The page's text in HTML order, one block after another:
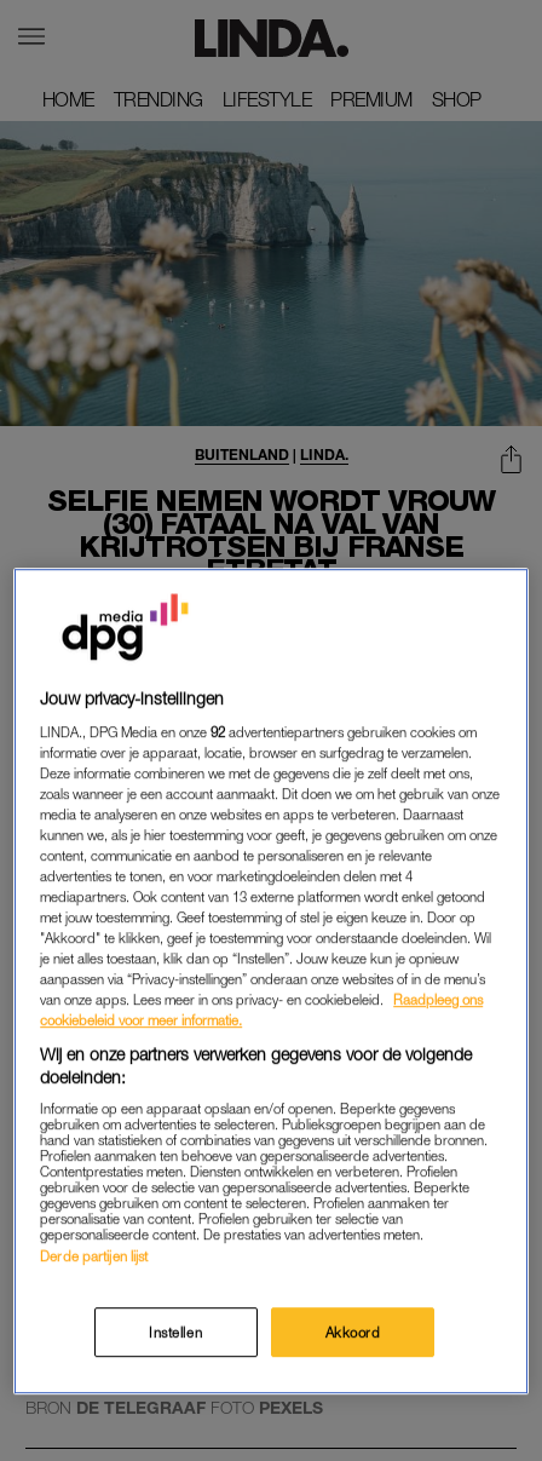
HOME
HOME TRENDING
TRENDING LIFESTYLE
LIFESTYLE PREMIUM
PREMIUM SHOP
SHOP
SELFIE NEMEN WORDT VROUW
(30) FATAAL NA VAL VAN
KRIJTROTSEN BIJ FRANSE
ÉTRETAT
BUITENLAND| LINDA.
04-10-2022
Bij de krijtrotsen van Étretat in Noord-Frankrijk is dit
gekomen. Ze wilde een selfie maken, maar dat werd
haar fataal.
Haar lichaam is nog niet gevonden, want het water bij de
kliffen stond te hoog, meldtDe Telegraaf.
FATALE SELFIE
De Franse autoriteiten doen onderzoek naar het dodelijke
ongeluk. Voor haar man is slachtofferhulp geregeld en hij
wordt opgevangen.
Op de bekende kliffen ging het al twee keer eerder dit jaar
mis. Allebei de keren tijdens het maken van een foto. In januari
viel een 24-jarige vrouw, in mei een zestiger.
Student maakt selfie met
helikopter en overlijdt na klap
rotor
GOED ARTIKEL? DELEN MAAR.
BRON DE TELEGRAAF FOTO PEXELS
Jouw privacy-instellingen
LINDA., DPG Media en onze92 advertentiepartners gebruiken cookies om
informatie over je apparaat, locatie, browser en surfgedrag te verzamelen.
Deze informatie combineren we met de gegevens die je zelf deelt met ons,
zoals wanneer je een account aanmaakt. Dit doen we om het gebruik van onze
media te analyseren en onze websites en apps te verbeteren. Daarnaast
kunnen we, als je hier toestemming voor geeft, je gegevens gebruiken om onze
content, communicatie en aanbod te personaliseren en je relevante
advertenties te tonen, en voor marketingdoeleinden delen met 4
mediapartners. Ook content van 13 externe platformen wordt enkel getoond
met jouw toestemming. Geef toestemming of stel je eigen keuze in. Door op
"Akkoord" te klikken, geef je toestemming voor onderstaande doeleinden. Wil
je niet alles toestaan, klik dan op “Instellen”. Jouw keuze kun je opnieuw
aanpassen via “Privacy-instellingen” onderaan onze websites of in de menu’s
van onze apps. Lees meer in ons privacy- en cookiebeleid.
Raadpleeg ons
cookiebeleid voor meer informatie.
Wij en onze partners verwerken gegevens voor de volgende
doeleinden:
Informatie op een apparaat opslaan en/of openen. Beperkte gegevens
gebruiken om advertenties te selecteren. Publieksgroepen begrijpen aan de
hand van statistieken of combinaties van gegevens uit verschillende bronnen.
Profielen aanmaken ten behoeve van gepersonaliseerde advertenties.
Contentprestaties meten. Diensten ontwikkelen en verbeteren. Profielen
gebruiken voor de selectie van gepersonaliseerde advertenties. Beperkte
gegevens gebruiken om content te selecteren. Profielen aanmaken ter
personalisatie van content. Profielen gebruiken ter selectie van
gepersonaliseerde content. De prestaties van advertenties meten.
Derde partijen lijst
Instellen Akkoord